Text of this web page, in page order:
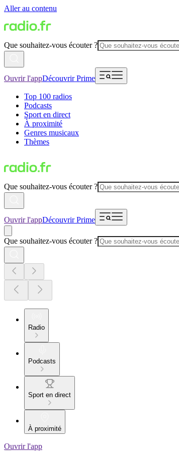
Aller au contenu
Que souhaitez-vous écouter ?
Ouvrir l'appDécouvrir Prime
Top 100 radios
Podcasts
Sport en direct
À proximité
Genres musicaux
Thèmes
Que souhaitez-vous écouter ?
Ouvrir l'appDécouvrir Prime
Que souhaitez-vous écouter ?
Radio
Podcasts
Sport en direct
À proximité
Ouvrir l'app